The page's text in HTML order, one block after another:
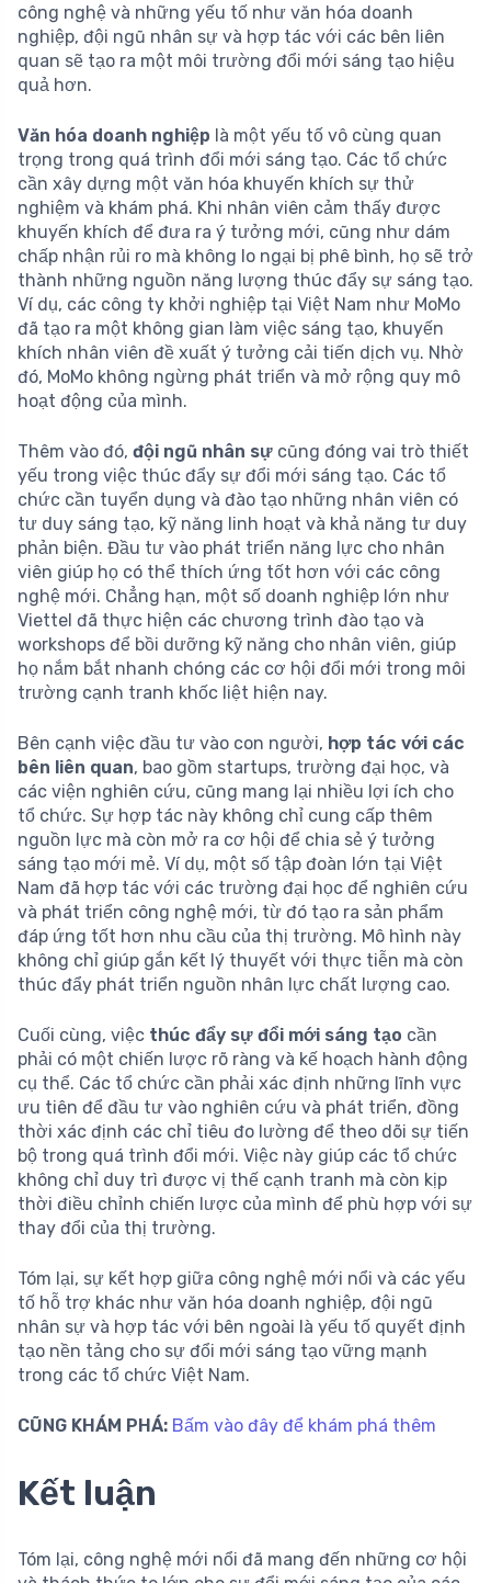
công nghệ và những yếu tố như văn hóa doanh
nghiệp, đội ngũ nhân sự và hợp tác với các bên liên
quan sẽ tạo ra một môi trường đổi mới sáng tạo hiệu
quả hơn.
Văn hóa doanh nghiệp là một yếu tố vô cùng quan
trọng trong quá trình đổi mới sáng tạo. Các tổ chức
cần xây dựng một văn hóa khuyến khích sự thử
nghiệm và khám phá. Khi nhân viên cảm thấy được
khuyến khích để đưa ra ý tưởng mới, cũng như dám
chấp nhận rủi ro mà không lo ngại bị phê bình, họ sẽ trở
thành những nguồn năng lượng thúc đẩy sự sáng tạo.
Ví dụ, các công ty khởi nghiệp tại Việt Nam như MoMo
đã tạo ra một không gian làm việc sáng tạo, khuyến
khích nhân viên đề xuất ý tưởng cải tiến dịch vụ. Nhờ
đó, MoMo không ngừng phát triển và mở rộng quy mô
hoạt động của mình.
Thêm vào đó, đội ngũ nhân sự cũng đóng vai trò thiết
yếu trong việc thúc đẩy sự đổi mới sáng tạo. Các tổ
chức cần tuyển dụng và đào tạo những nhân viên có
tư duy sáng tạo, kỹ năng linh hoạt và khả năng tư duy
phản biện. Đầu tư vào phát triển năng lực cho nhân
viên giúp họ có thể thích ứng tốt hơn với các công
nghệ mới. Chẳng hạn, một số doanh nghiệp lớn như
Viettel đã thực hiện các chương trình đào tạo và
workshops để bồi dưỡng kỹ năng cho nhân viên, giúp
họ nắm bắt nhanh chóng các cơ hội đổi mới trong môi
trường cạnh tranh khốc liệt hiện nay.
Bên cạnh việc đầu tư vào con người, hợp tác với các
bên liên quan, bao gồm startups, trường đại học, và
các viện nghiên cứu, cũng mang lại nhiều lợi ích cho
tổ chức. Sự hợp tác này không chỉ cung cấp thêm
nguồn lực mà còn mở ra cơ hội để chia sẻ ý tưởng
sáng tạo mới mẻ. Ví dụ, một số tập đoàn lớn tại Việt
Nam đã hợp tác với các trường đại học để nghiên cứu
và phát triển công nghệ mới, từ đó tạo ra sản phẩm
đáp ứng tốt hơn nhu cầu của thị trường. Mô hình này
không chỉ giúp gắn kết lý thuyết với thực tiễn mà còn
thúc đẩy phát triển nguồn nhân lực chất lượng cao.
Cuối cùng, việc thúc đẩy sự đổi mới sáng tạo cần
phải có một chiến lược rõ ràng và kế hoạch hành động
cụ thể. Các tổ chức cần phải xác định những lĩnh vực
ưu tiên để đầu tư vào nghiên cứu và phát triển, đồng
thời xác định các chỉ tiêu đo lường để theo dõi sự tiến
bộ trong quá trình đổi mới. Việc này giúp các tổ chức
không chỉ duy trì được vị thế cạnh tranh mà còn kịp
thời điều chỉnh chiến lược của mình để phù hợp với sự
thay đổi của thị trường.
Tóm lại, sự kết hợp giữa công nghệ mới nổi và các yếu
tố hỗ trợ khác như văn hóa doanh nghiệp, đội ngũ
nhân sự và hợp tác với bên ngoài là yếu tố quyết định
tạo nền tảng cho sự đổi mới sáng tạo vững mạnh
trong các tổ chức Việt Nam.
CŨNG KHÁM PHÁ: Bấm vào đây để khám phá thêm
Kết luận
Tóm lại, công nghệ mới nổi đã mang đến những cơ hội